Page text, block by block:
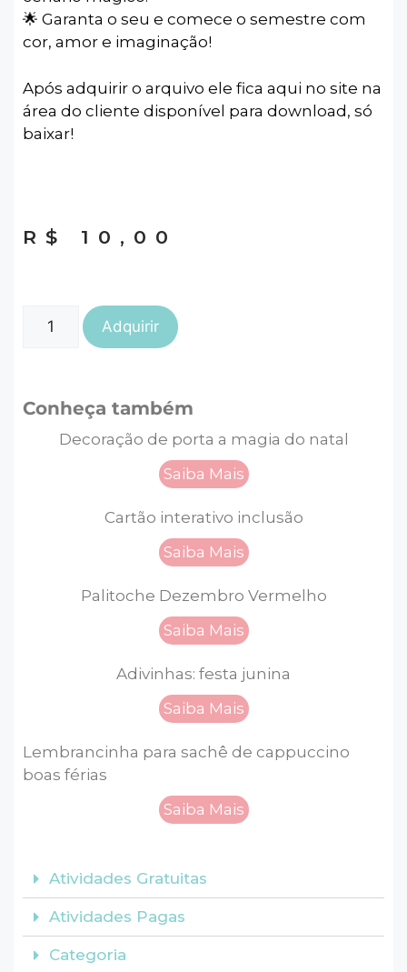
🌟 Garanta o seu e comece o semestre com
cor, amor e imaginação!
Após adquirir o arquivo ele fica aqui no site na
área do cliente disponível para download, só
baixar!
R$ 10,00
Adquirir
Conheça também
Decoração de porta a magia do natal
Saiba Mais
Cartão interativo inclusão
Saiba Mais
Palitoche Dezembro Vermelho
Saiba Mais
Adivinhas: festa junina
Saiba Mais
Lembrancinha para sachê de cappuccino
boas férias
Saiba Mais
Atividades Gratuitas
Atividades Pagas
Categoria